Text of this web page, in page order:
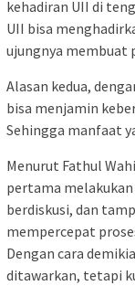
kehadiran UII di
UII bisa
ujungnya membuat
Alasan kedua,
bisa menjamin
Sehingga manfaat
Menurut Fathul
pertama
berdiskusi, dan
mempercepat
Dengan cara
ditawarkan, tetapi